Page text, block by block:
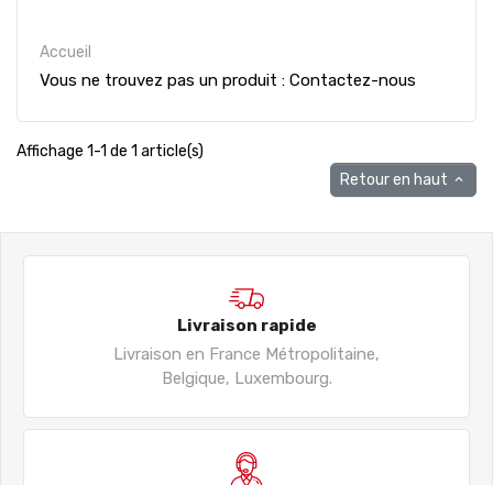
Accueil
Vous ne trouvez pas un produit : Contactez-nous
Affichage 1-1 de 1 article(s)
Retour en haut 
Livraison rapide
Livraison en France Métropolitaine,
Belgique, Luxembourg.